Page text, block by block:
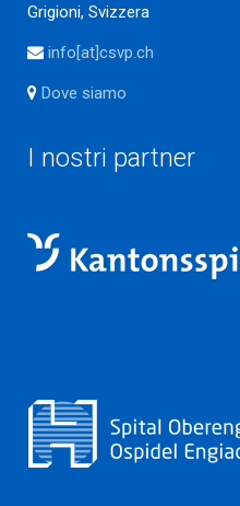
Grigioni, Svizzera
info[at]csvp.ch
Dove siamo
I nostri partner